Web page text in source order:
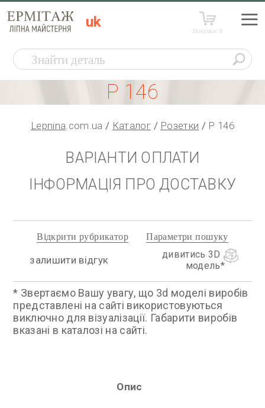
uk
Покупки:0
Р 146
Lepnina.com.ua Каталог Розетки Р 146
ВАРІАНТИ ОПЛАТИ
ІНФОРМАЦІЯ ПРО ДОСТАВКУ
залишити відгук
дивитись 3D
модель
Відкрити рубрикатор Параметри пошуку
* Звертаємо Вашу увагу, що 3d моделі виробів
представлені на сайті використовуються
виключно для візуалізації. Габарити виробів
вказані в каталозі на сайті.
Опис